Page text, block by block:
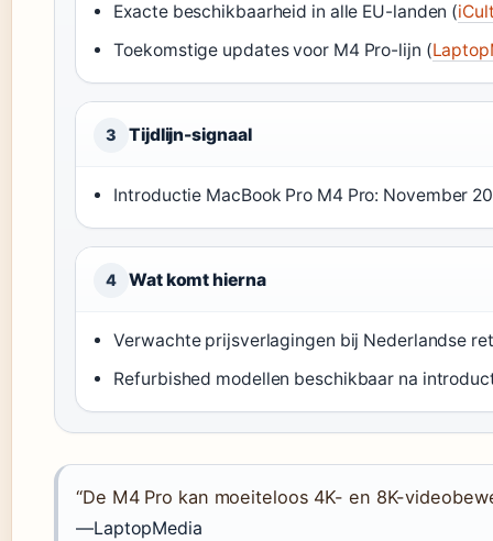
Exacte beschikbaarheid in alle EU-landen (
Toekomstige updates voor M4 Pro-lijn (
3 Tijdlijn-signaal
Introductie MacBook Pro M4 Pro: November
4 Wat komt hierna
Verwachte prijsverlagingen bij Nederlandse
Refurbished modellen beschikbaar na
“De M4 Pro kan moeiteloos 4K- en 8K-
—LaptopMedia